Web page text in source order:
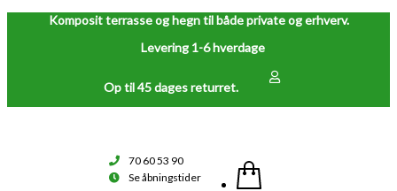
Komposit terrasse og hegn til både private og erhverv.
Levering 1-6 hverdage
Op til 45 dages returret.
70 60 53 90
Se åbningstider